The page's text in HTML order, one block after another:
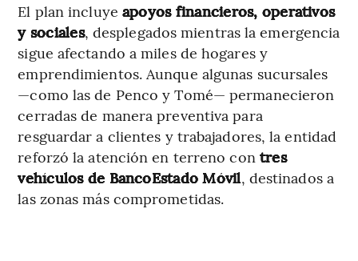
El plan incluye apoyos financieros, operativos
y sociales, desplegados mientras la emergencia
sigue afectando a miles de hogares y
emprendimientos. Aunque algunas sucursales
—como las de Penco y Tomé— permanecieron
cerradas de manera preventiva para
resguardar a clientes y trabajadores, la entidad
reforzó la atención en terreno con tres
vehículos de BancoEstado Móvil, destinados a
las zonas más comprometidas.